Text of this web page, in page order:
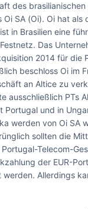
des brasilianischen
Oi SA (Oi). Oi hat als
in Brasilien eine
Das
2014 für die
beschloss Oi im
an Altice zu
ausschließlich PTs
Portugal und in
werden von Oi SA
sollten die
Telecom-
der EUR-
werden. Allerdings